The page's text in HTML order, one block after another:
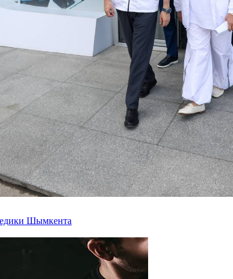
Шымкента